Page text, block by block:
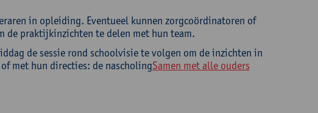
in opleiding. Eventueel kunnen zorgcoördinatoren of
de praktijkinzichten te delen met hun team.
de sessie rond schoolvisie te volgen om de inzichten in
met hun directies: de nascholingSamen met alle ouders